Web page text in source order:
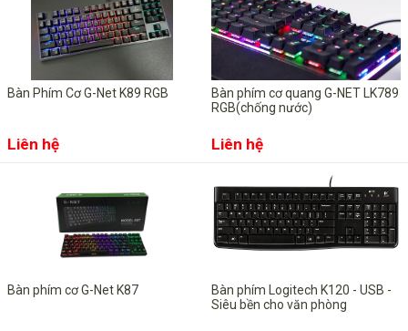
Bàn Phím Cơ G-Net K89 RGB
Liên hệ
Bàn phím cơ quang G-NET LK789
RGB(chống nước)
Liên hệ
Bàn phím cơ G-Net K87
Bàn phím Logitech K120 - USB -
Siêu bền cho văn phòng